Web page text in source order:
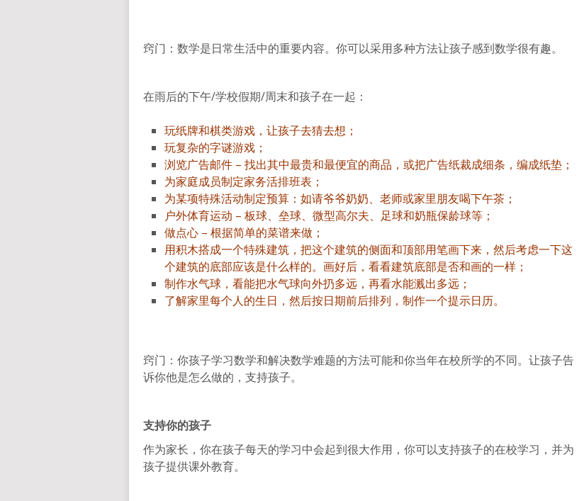
窍门：数学是日常生活中的重要内容。你可以采用多种方法让孩子感到数学很有趣。
在雨后的下午/学校假期/周末和孩子在一起：
玩纸牌和棋类游戏，让孩子去猜去想；
玩复杂的字谜游戏；
浏览广告邮件 – 找出其中最贵和最便宜的商品，或把广告纸裁成细条，编成纸垫；
为家庭成员制定家务活排班表；
为某项特殊活动制定预算：如请爷爷奶奶、老师或家里朋友喝下午茶；
户外体育运动 – 板球、垒球、微型高尔夫、足球和奶瓶保龄球等；
做点心 – 根据简单的菜谱来做；
用积木搭成一个特殊建筑，把这个建筑的侧面和顶部用笔画下来，然后考虑一下这
个建筑的底部应该是什么样的。画好后，看看建筑底部是否和画的一样；
制作水气球，看能把水气球向外扔多远，再看水能溅出多远；
了解家里每个人的生日，然后按日期前后排列，制作一个提示日历。
窍门：你孩子学习数学和解决数学难题的方法可能和你当年在校所学的不同。让孩子告
诉你他是怎么做的，支持孩子。
支持你的孩子
作为家长，你在孩子每天的学习中会起到很大作用，你可以支持孩子的在校学习，并为
孩子提供课外教育。